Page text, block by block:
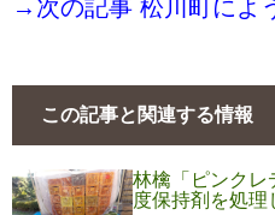
→次の記事 松川町によ
この記事と関連する情報
林檎「ピンクレ
度保持剤を処理